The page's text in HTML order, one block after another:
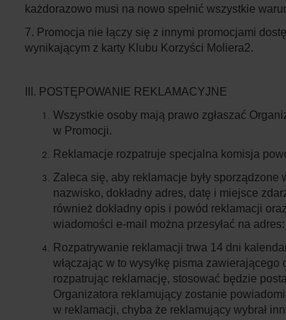
każdorazowo musi na nowo spełnić wszystkie
7. Promocja nie łączy się z innymi promocjami
wynikającym z karty Klubu Korzyści Moliera2.
III. POSTĘPOWANIE REKLAMACYJNE
Wszystkie osoby mają prawo zgłaszać
w Promocji.
Reklamacje rozpatruje specjalna komisja
Zaleca się, aby reklamacje były sporządzone
nazwisko, dokładny adres, datę i miejsce
również dokładny opis i powód reklamacji
wiadomości e-mail można przesyłać na adres:
Rozpatrywanie reklamacji trwa 14 dni
włączając w to wysyłkę pisma
rozpatrując reklamację, stosować będzie
Organizatora reklamujący zostanie
w reklamacji, chyba że reklamujący wybrał